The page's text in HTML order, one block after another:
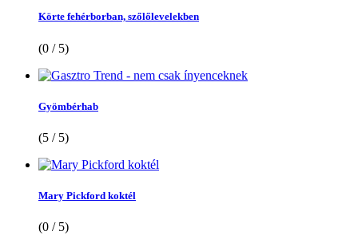
Körte fehérborban, szőlőlevelekben
(0 / 5)
Gyömbérhab
(5 / 5)
Mary Pickford koktél
(0 / 5)